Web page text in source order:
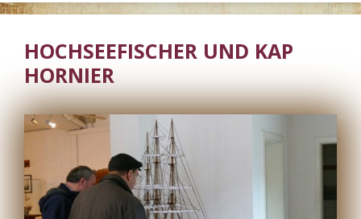
HOCHSEEFISCHER UND KAP
HORNIER